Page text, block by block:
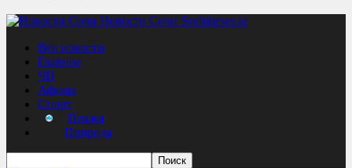
Новости Сочи Sochinews.io
Все новости
Главное
ЧП
Афиша
Спорт
Пляжи
Природа